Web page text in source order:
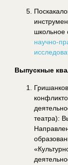
школьное
научно-
Выпускные
театра):